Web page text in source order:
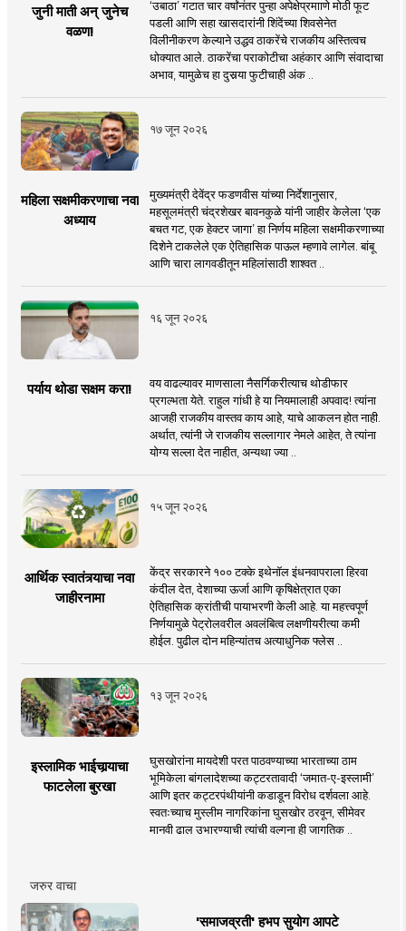
जुनी माती अन् जुनेच
वळण!
‘उबाठा’ गटात चार वर्षांनंतर पुन्हा अपेक्षेप्रमााणे मोठी फूट
पडली आणि सहा खासदारांनी शिंदेंच्या शिवसेनेत
विलीनीकरण केल्याने उद्धव ठाकरेंचे राजकीय अस्तित्वच
धोक्यात आले. ठाकरेंचा पराकोटीचा अहंकार आणि संवादाचा
अभाव, यामुळेच हा दुसर्‍या फुटीचाही अंक ..
१७ जून २०२६
महिला सक्षमीकरणाचा नवा
अध्याय
मुख्यमंत्री देवेंद्र फडणवीस यांच्या निर्देशानुसार,
महसूलमंत्री चंद्रशेखर बावनकुळे यांनी जाहीर केलेला ‘एक
बचत गट, एक हेक्टर जागा’ हा निर्णय महिला सक्षमीकरणाच्या
दिशेने टाकलेले एक ऐतिहासिक पाऊल म्हणावे लागेल. बांबू
आणि चारा लागवडीतून महिलांसाठी शाश्वत ..
१६ जून २०२६
पर्याय थोडा सक्षम करा!
वय वाढल्यावर माणसाला नैसर्गिकरीत्याच थोडीफार
प्रगल्भता येते. राहुल गांधी हे या नियमालाही अपवाद! त्यांना
आजही राजकीय वास्तव काय आहे, याचे आकलन होत नाही.
अर्थात, त्यांनी जे राजकीय सल्लागार नेमले आहेत, ते त्यांना
योग्य सल्ला देत नाहीत, अन्यथा ज्या ..
१५ जून २०२६
आर्थिक स्वातंत्र्याचा नवा
जाहीरनामा
केंद्र सरकारने १०० टक्के इथेनॉल इंधनवापराला हिरवा
कंदील देत, देशाच्या ऊर्जा आणि कृषिक्षेत्रात एका
ऐतिहासिक क्रांतीची पायाभरणी केली आहे. या महत्त्वपूर्ण
निर्णयामुळे पेट्रोलवरील अवलंबित्व लक्षणीयरीत्या कमी
होईल. पुढील दोन महिन्यांतच अत्याधुनिक फ्लेस ..
१३ जून २०२६
इस्लामिक भाईचार्‍याचा
फाटलेला बुरखा
घुसखोरांना मायदेशी परत पाठवण्याच्या भारताच्या ठाम
भूमिकेला बांगलादेशच्या कट्टरतावादी ‘जमात-ए-इस्लामी’
आणि इतर कट्टरपंथीयांनी कडाडून विरोध दर्शवला आहे.
स्वतःच्याच मुस्लीम नागरिकांना घुसखोर ठरवून, सीमेवर
मानवी ढाल उभारण्याची त्यांची वल्गना ही जागतिक ..
जरुर वाचा
'समाजव्रती' हभप सुयोग आपटे